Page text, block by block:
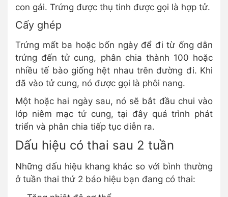
con gái. Trứng được thụ tinh được gọi là hợp tử.
Cấy ghép
Trứng mất ba hoặc bốn ngày để đi từ ống dẫn
trứng đến tử cung, phân chia thành 100 hoặc
nhiều tế bào giống hệt nhau trên đường đi. Khi
đã vào tử cung, nó được gọi là phôi nang.
Một hoặc hai ngày sau, nó sẽ bắt đầu chui vào
lớp niêm mạc tử cung, tại đây quá trình phát
triển và phân chia tiếp tục diễn ra.
Dấu hiệu có thai sau 2 tuần
Những dấu hiệu khang khác so với bình thường
ở tuần thai thứ 2 báo hiệu bạn đang có thai: